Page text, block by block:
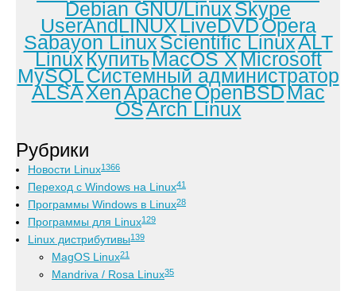
Debian GNU/LinuxSkype
UserAndLINUXLiveDVDOpera
Sabayon LinuxScientific LinuxALT
LinuxКупитьMacOS XMicrosoft
MySQLСистемный администратор
ALSAXenApacheOpenBSDMac
OSArch Linux
Рубрики
Новости Linux1366
Переход с Windows на Linux41
Программы Windows в Linux28
Программы для Linux129
Linux дистрибутивы139
MagOS Linux21
Mandriva / Rosa Linux35